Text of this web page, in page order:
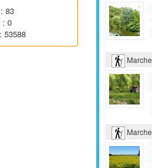
Marche
Marche
83
: 0
53588